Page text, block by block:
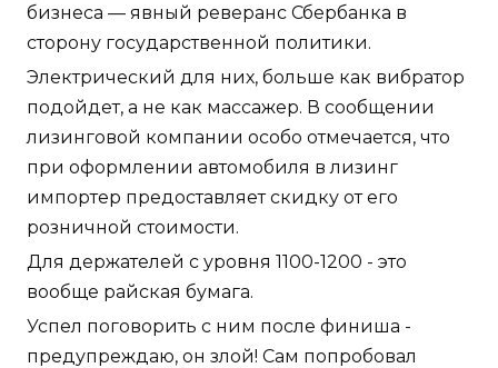
бизнеса — явный реверанс Сбербанка в
сторону государственной политики.
Электрический для них, больше как вибратор
подойдет, а не как массажер. В сообщении
лизинговой компании особо отмечается, что
при оформлении автомобиля в лизинг
импортер предоставляет скидку от его
розничной стоимости.
Для держателей с уровня 1100-1200 - это
вообще райская бумага.
Успел поговорить с ним после финиша -
предупреждаю, он злой! Сам попробовал